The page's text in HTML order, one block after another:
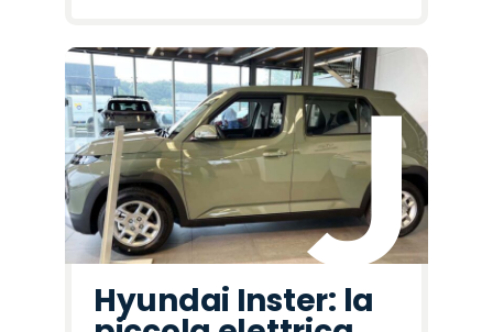
Hyundai Inster: la